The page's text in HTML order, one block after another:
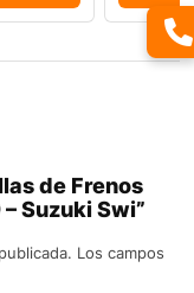
de Frenos
Suzuki Swi”
Los campos